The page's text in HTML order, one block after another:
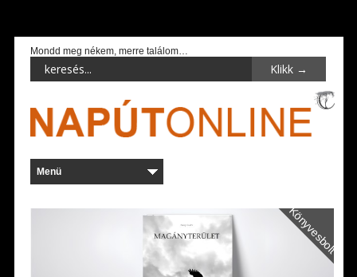
Mondd meg nékem, merre találom…
Könyvesbolt